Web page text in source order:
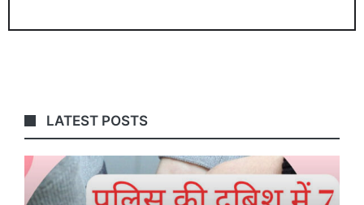
LATEST POSTS